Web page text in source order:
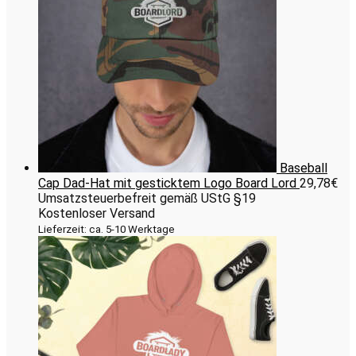
Baseball
Cap Dad-Hat mit gesticktem Logo Board Lord 29,78€
Umsatzsteuerbefreit gemäß UStG §19
Kostenloser Versand
Lieferzeit: ca. 5-10 Werktage